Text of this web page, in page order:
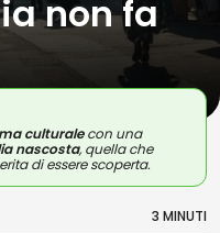
non fa
culturalecon una
nascosta, quella che
di essere scoperta.
3 MINUTI